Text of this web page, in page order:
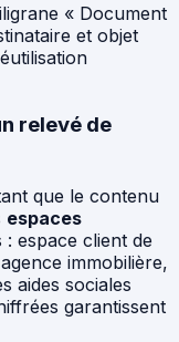
« Document
et objet
relevé de
que le contenu
espaces
espace client de
immobilière,
aides sociales
garantissent